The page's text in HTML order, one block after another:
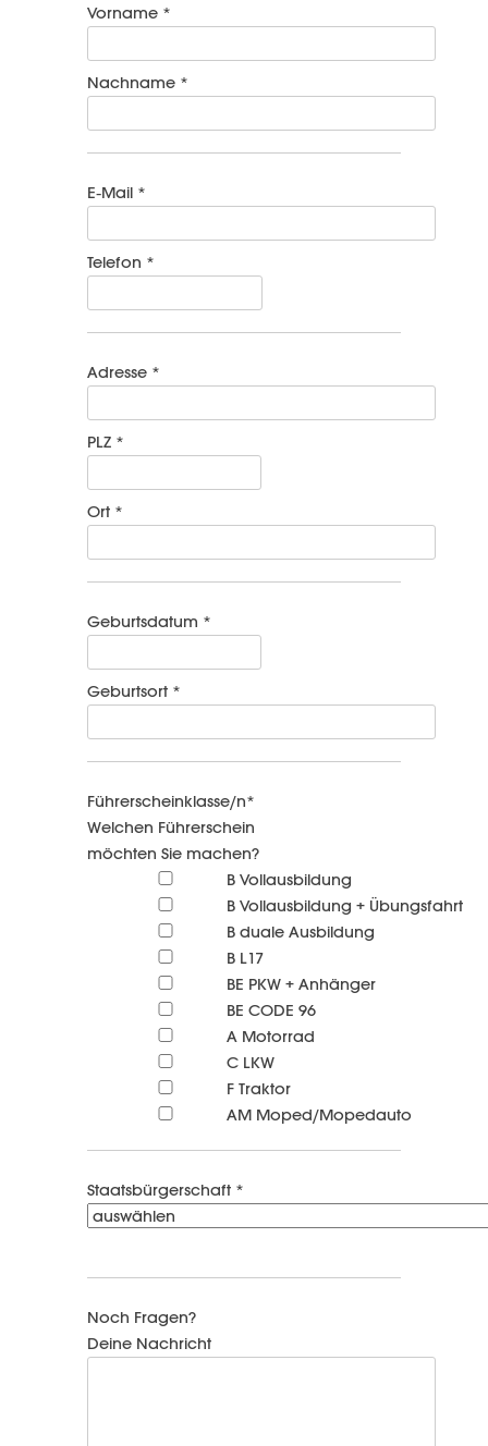
Vorname *
Nachname *
E-Mail *
Telefon *
Adresse *
PLZ *
Ort *
Geburtsdatum *
Geburtsort *
Führerscheinklasse/n*
Welchen Führerschein
möchten Sie machen?
B Vollausbildung
B Vollausbildung + Übungsfahrt
B duale Ausbildung
B L17
BE PKW + Anhänger
BE CODE 96
A Motorrad
C LKW
F Traktor
AM Moped/Mopedauto
Staatsbürgerschaft *
Noch Fragen?
Deine Nachricht